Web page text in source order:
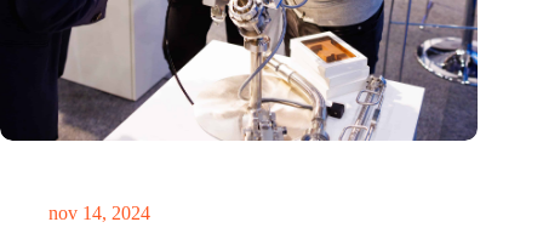
nov 14, 2024